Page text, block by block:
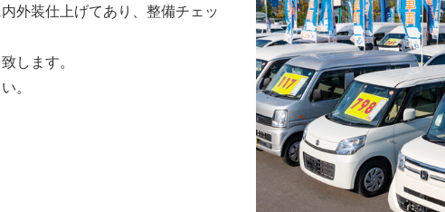
外装仕上げてあり、整備チェッ
します。
。